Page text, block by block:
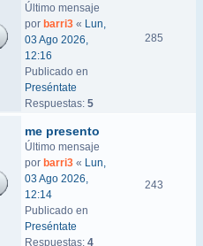
Último mensaje
por barri3 « Lun,
03 Ago 2026,
12:16
Publicado en
Preséntate
Respuestas: 5
285
me presento
Último mensaje
por barri3 « Lun,
03 Ago 2026,
12:14
Publicado en
Preséntate
Respuestas: 4
243